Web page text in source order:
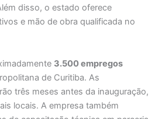
disso, o estado oferece
e mão de obra qualificada no
3.500 empregos
de Curitiba. As
três meses antes da inauguração,
locais. A empresa também